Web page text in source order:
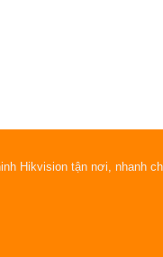
Hikvision tận nơi, nhanh